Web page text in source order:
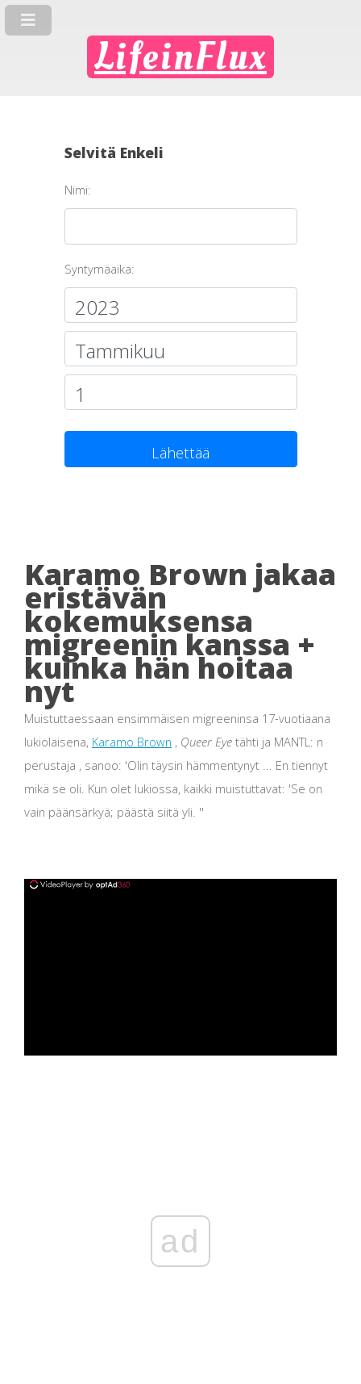
LifeinFlux
Selvitä Enkeli
Nimi:
Syntymäaika:
Lähettää
Karamo Brown jakaa
eristävän
kokemuksensa
migreenin kanssa +
kuinka hän hoitaa
nyt
Muistuttaessaan ensimmäisen migreeninsa 17-vuotiaana
lukiolaisena, Karamo Brown , Queer Eye tähti ja MANTL: n
perustaja , sanoo: 'Olin täysin hämmentynyt ... En tiennyt
mikä se oli. Kun olet lukiossa, kaikki muistuttavat: 'Se on
vain päänsärkyä; päästä siitä yli. ''
ad